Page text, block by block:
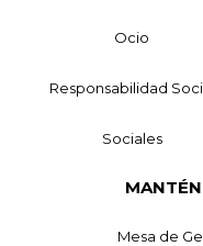
Ocio
Responsabilidad
Sociales
Mesa de